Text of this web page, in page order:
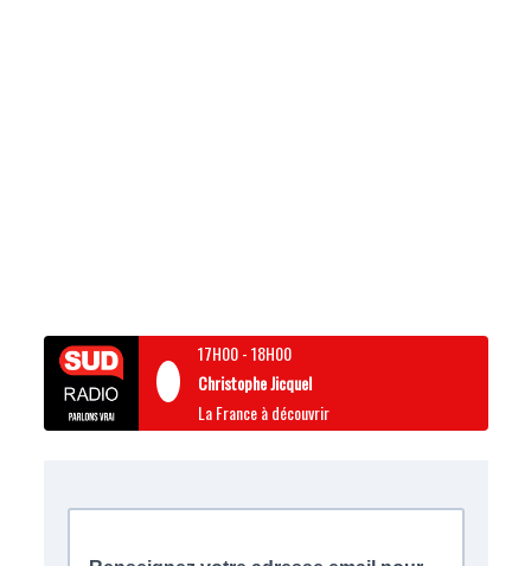
17H00-18H00
Christophe Jicquel
La France à découvrir